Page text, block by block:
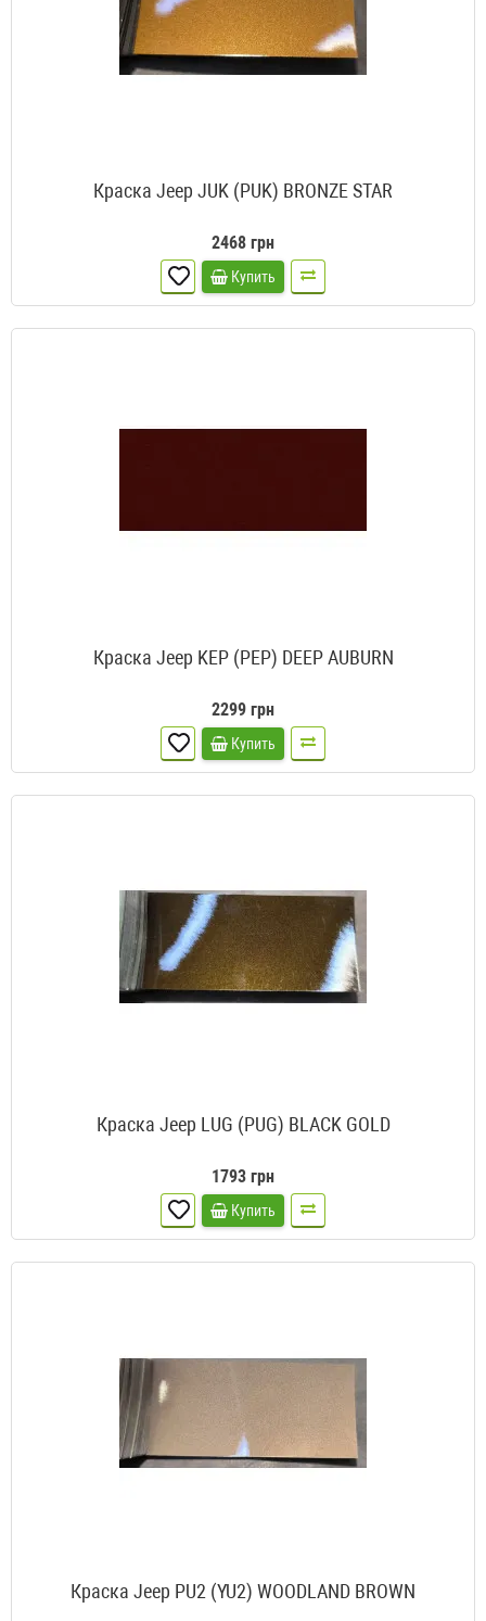
Краска Jeep JUK (PUK) BRONZE STAR
2468 грн
Купить
Краска Jeep KEP (PEP) DEEP AUBURN
2299 грн
Купить
Краска Jeep LUG (PUG) BLACK GOLD
1793 грн
Купить
Краска Jeep PU2 (YU2) WOODLAND BROWN